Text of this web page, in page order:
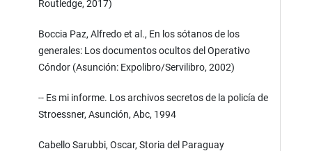
Routledge, 2017)
Boccia Paz, Alfredo et al., En los sótanos de los
generales: Los documentos ocultos del Operativo
Cóndor (Asunción: Expolibro/Servilibro, 2002)
-- Es mi informe. Los archivos secretos de la policía de
Stroessner, Asunción, Abc, 1994
Cabello Sarubbi, Oscar, Storia del Paraguay